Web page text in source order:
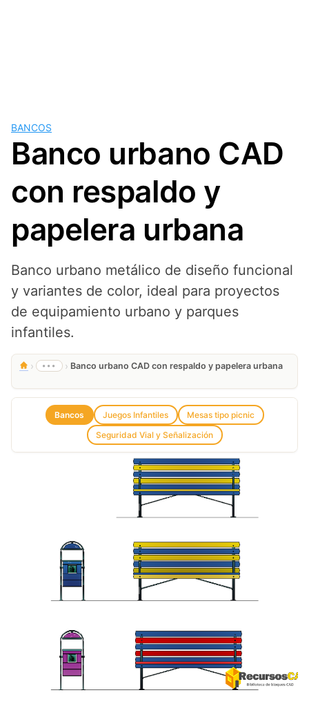
BANCOS
Banco urbano CAD
con respaldo y
papelera urbana
Banco urbano metálico de diseño funcional
y variantes de color, ideal para proyectos
de equipamiento urbano y parques
infantiles.
› ••• › Banco urbano CAD con respaldo y papelera urbana
Bancos Juegos Infantiles
Mesas tipo picnic
Seguridad Vial y Señalización